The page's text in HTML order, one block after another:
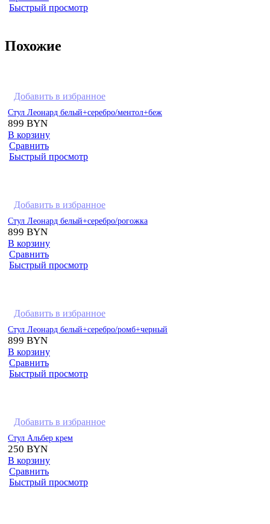
Быстрый просмотр
Похожие
Добавить в избранное
Стул Леонард белый+серебро/ментол+беж
899 BYN
В корзину
Сравнить
Быстрый просмотр
Добавить в избранное
Стул Леонард белый+серебро/рогожка
899 BYN
В корзину
Сравнить
Быстрый просмотр
Добавить в избранное
Стул Леонард белый+серебро/ромб+черный
899 BYN
В корзину
Сравнить
Быстрый просмотр
Добавить в избранное
Стул Альбер крем
250 BYN
В корзину
Сравнить
Быстрый просмотр